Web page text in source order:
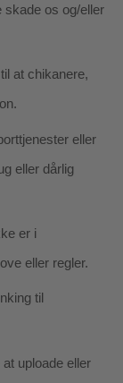
skade os og/eller
at chikanere,
eller
eller dårlig
er i
eller regler.
til
uploade eller